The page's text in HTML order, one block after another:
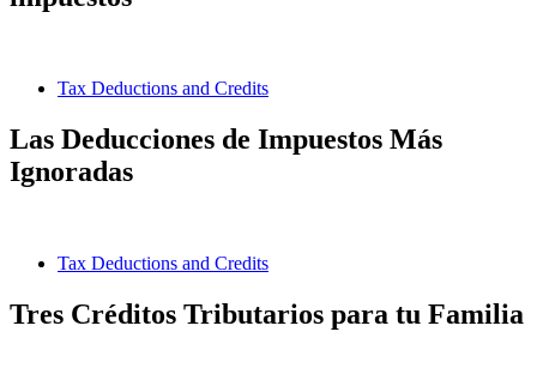
Tax Deductions and Credits
Las Deducciones de Impuestos Más
Ignoradas
Tax Deductions and Credits
Tres Créditos Tributarios para tu Familia